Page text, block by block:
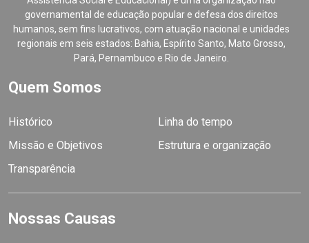
governamental de educação popular e defesa dos direitos
humanos, sem fins lucrativos, com atuação nacional e unidades
regionais em seis estados: Bahia, Espírito Santo, Mato Grosso,
Pará, Pernambuco e Rio de Janeiro.
Quem Somos
Histórico
Linha do tempo
Missão e Objetivos
Estrutura e organização
Transparência
Nossas Causas